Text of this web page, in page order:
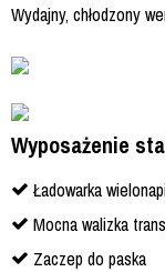
Wydajny, chłodzony
Wyposażenie
Ładowarka
Mocna walizka
Zaczep do paska